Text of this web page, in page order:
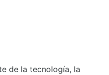
de la tecnología, la